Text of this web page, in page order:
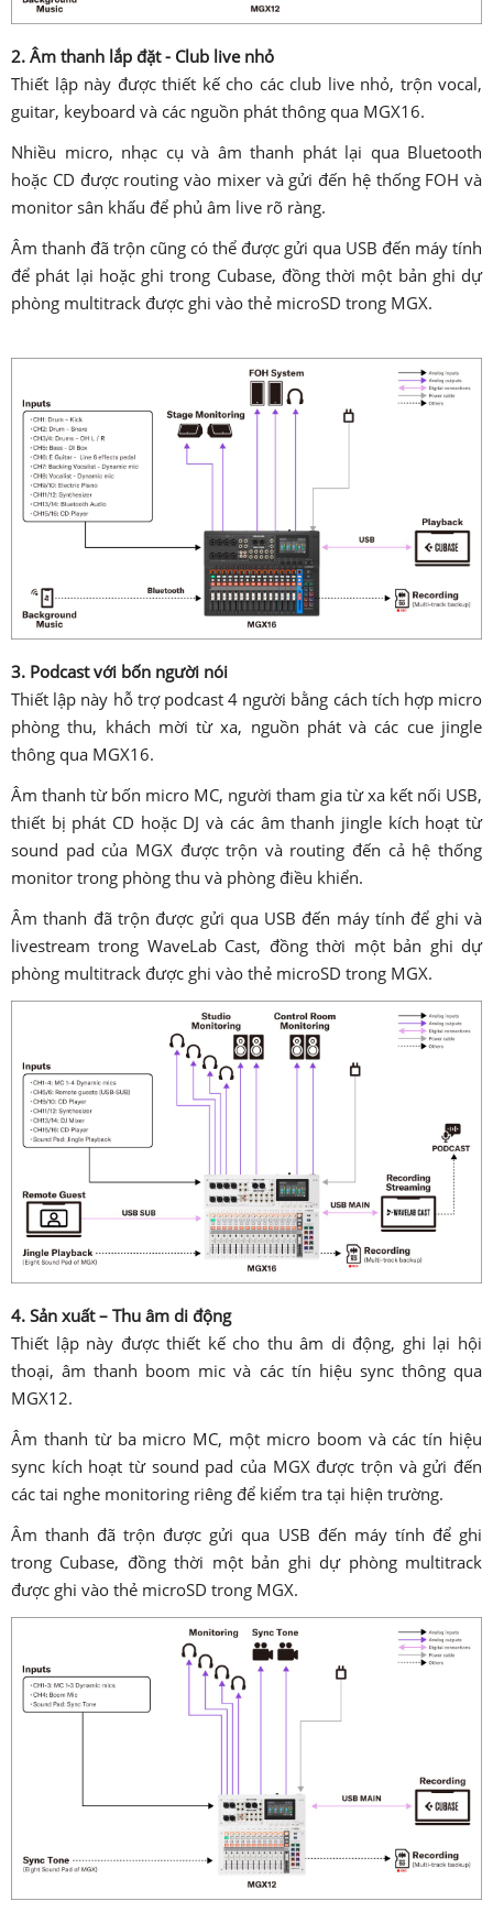
2. Âm thanh lắp đặt - Club live nhỏ
Thiết lập này được thiết kế cho các club live nhỏ, trộn vocal,
guitar, keyboard và các nguồn phát thông qua MGX16.
Nhiều micro, nhạc cụ và âm thanh phát lại qua Bluetooth
hoặc CD được routing vào mixer và gửi đến hệ thống FOH và
monitor sân khấu để phủ âm live rõ ràng.
Âm thanh đã trộn cũng có thể được gửi qua USB đến máy tính
để phát lại hoặc ghi trong Cubase, đồng thời một bản ghi dự
phòng multitrack được ghi vào thẻ microSD trong MGX.
3. Podcast với bốn người nói
Thiết lập này hỗ trợ podcast 4 người bằng cách tích hợp micro
phòng thu, khách mời từ xa, nguồn phát và các cue jingle
thông qua MGX16.
Âm thanh từ bốn micro MC, người tham gia từ xa kết nối USB,
thiết bị phát CD hoặc DJ và các âm thanh jingle kích hoạt từ
sound pad của MGX được trộn và routing đến cả hệ thống
monitor trong phòng thu và phòng điều khiển.
Âm thanh đã trộn được gửi qua USB đến máy tính để ghi và
livestream trong WaveLab Cast, đồng thời một bản ghi dự
phòng multitrack được ghi vào thẻ microSD trong MGX.
4. Sản xuất – Thu âm di động
Thiết lập này được thiết kế cho thu âm di động, ghi lại hội
thoại, âm thanh boom mic và các tín hiệu sync thông qua
MGX12.
Âm thanh từ ba micro MC, một micro boom và các tín hiệu
sync kích hoạt từ sound pad của MGX được trộn và gửi đến
các tai nghe monitoring riêng để kiểm tra tại hiện trường.
Âm thanh đã trộn được gửi qua USB đến máy tính để ghi
trong Cubase, đồng thời một bản ghi dự phòng multitrack
được ghi vào thẻ microSD trong MGX.